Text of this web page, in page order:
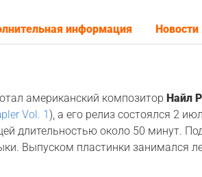
информация Новости
американский композиторНайл
Vol. 1), а его релиз состоялся 2
длительностью около 50 минут.
Выпуском пластинки занимался